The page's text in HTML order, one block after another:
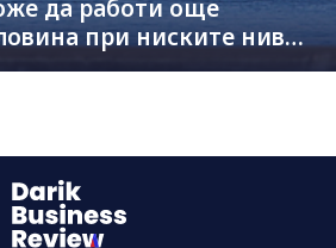
да работи още
при ниските нива